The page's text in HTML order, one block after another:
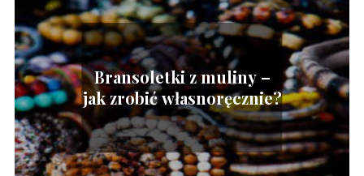
Bransoletki z muliny –
jak zrobić własnoręcznie?